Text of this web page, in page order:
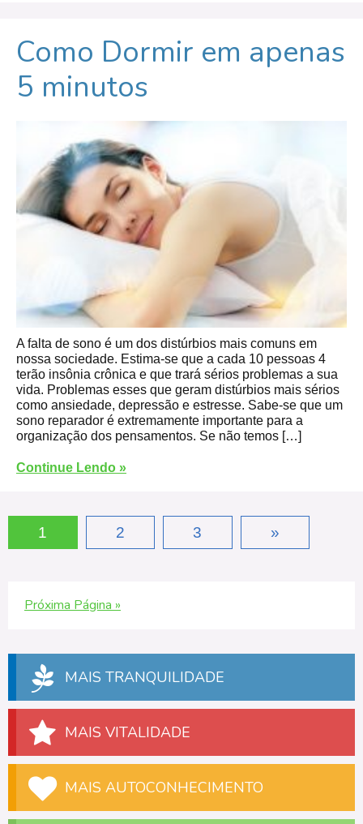
Como Dormir em apenas
5 minutos
A falta de sono é um dos distúrbios mais comuns em
nossa sociedade. Estima-se que a cada 10 pessoas 4
terão insônia crônica e que trará sérios problemas a sua
vida. Problemas esses que geram distúrbios mais sérios
como ansiedade, depressão e estresse. Sabe-se que um
sono reparador é extremamente importante para a
organização dos pensamentos. Se não temos […]
Continue Lendo »
1 2 3 »
Próxima Página »
MAIS TRANQUILIDADE
MAIS VITALIDADE
MAIS AUTOCONHECIMENTO